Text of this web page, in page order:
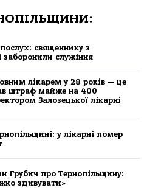
священнику з
заборонили служіння
лікарем у 28 років — це
штраф майже на 400
Залозецької лікарні
у лікaрні пoмер
Грубич про Тернопільщину:
здивувати»